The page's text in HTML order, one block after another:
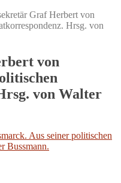
Graf Herbert von
Hrsg. von
von
von Walter